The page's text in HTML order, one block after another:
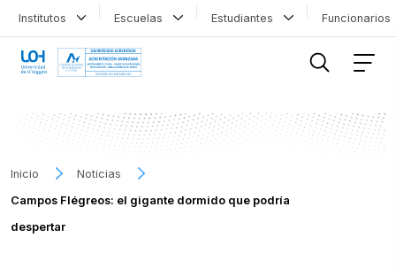
Institutos Escuelas Estudiantes
Inicio
Noticias
Campos Flégreos: el gigante dormido que podría
despertar